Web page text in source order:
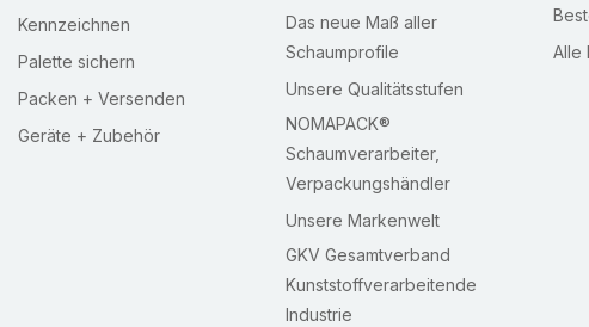
Kennzeichnen
Palette sichern
Packen + Versenden
Geräte + Zubehör
Das neue Maß aller
Schaumprofile
Unsere Qualitätsstufen
NOMAPACK®
Schaumverarbeiter,
Verpackungshändler
Unsere Markenwelt
GKV Gesamtverband
Kunststoffverarbeitende
Industrie
Alle